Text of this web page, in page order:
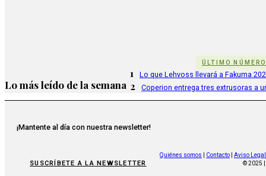
ÚLTIMO NÚMERO
Lo más leído de la semana
1 Lo que Lehvoss llevará a Fakuma
2 Coperion entrega tres extrusoras a
¡Mantente al día con nuestra newsletter!
SUSCRÍBETE A LA NEWSLETTER
Quiénes somos Contacto
Aviso Legal
© 2025